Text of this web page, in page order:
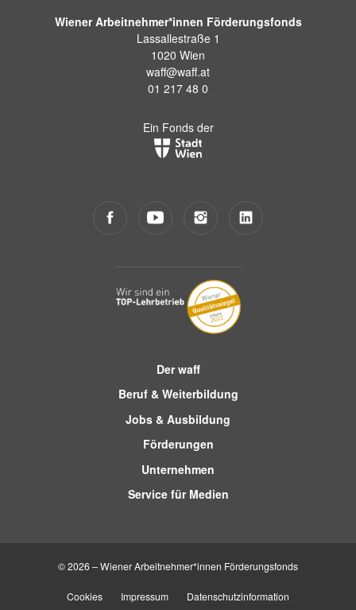
Wiener Arbeitnehmer*innen Förderungsfonds
Lassallestraße 1
1020 Wien
waff@waff.at
01 217 48 0
Ein Fonds der
Der waff
Beruf & Weiterbildung
Jobs & Ausbildung
Förderungen
Unternehmen
Service für Medien
© 2026 – Wiener Arbeitnehmer*innen Förderungsfonds
Cookies Impressum Datenschutzinformation